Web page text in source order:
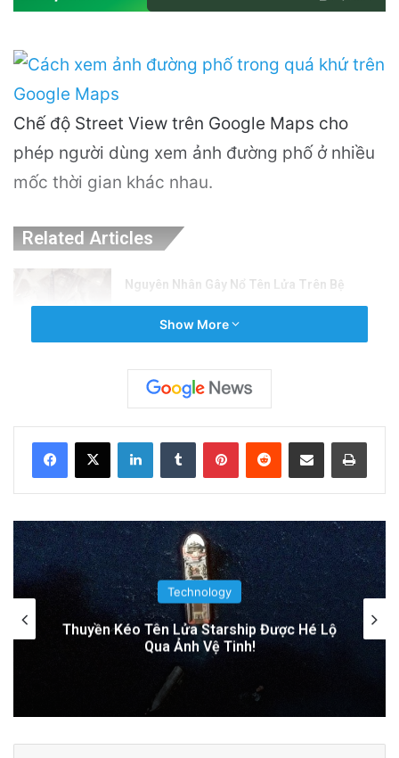
Chế độ Street View trên Google Maps cho
phép người dùng xem ảnh đường phố ở nhiều
mốc thời gian khác nhau.
Related Articles
Nguyên Nhân Gây Nổ Tên Lửa Trên Bệ
PGS.TS Hà Đình Đức: Di sản và Hành trình
Cuộc đời của Nhà Khoa học Xuất sắc
2 days ago
Đọc thêmRead More
advertisement
Show More
LinkedInTumblr PinterestReddit Share via Email Print
Technology
Tên lửa SpaceX chuẩn bị va chạm với Mặt
Trăng: Cú sốc vũ trụ sắp xảy ra!